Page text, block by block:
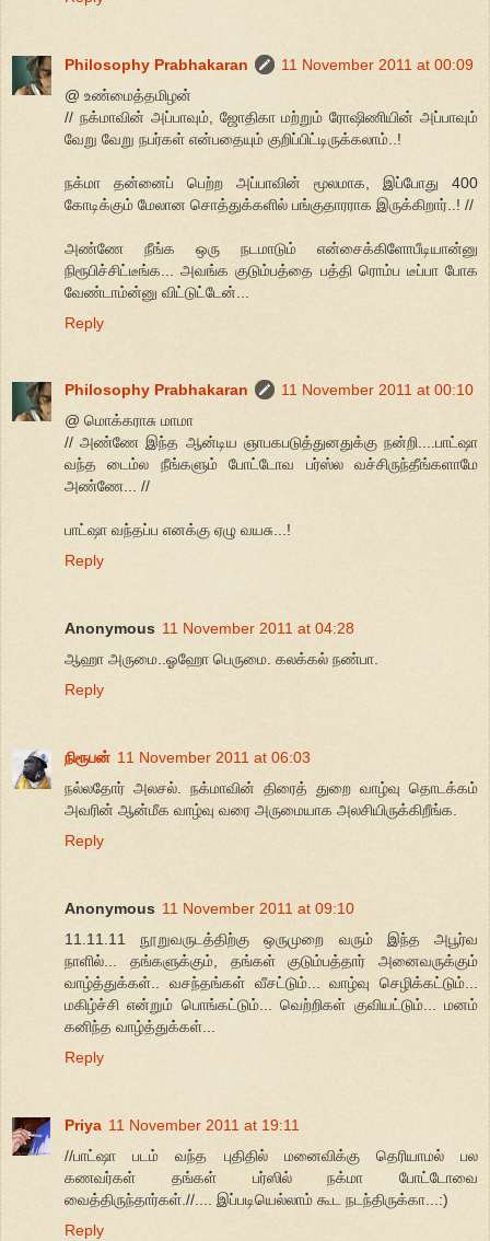
Philosophy Prabhakaran
11 November 2011 at 00:09
@ உண்மைத்தமிழன்
// நக்மாவின் அப்பாவும், ஜோதிகா மற்றும் ரோஷிணியின் அப்பாவும்
வேறு வேறு நபர்கள் என்பதையும் குறிப்பிட்டிருக்கலாம்..!
நக்மா தன்னைப் பெற்ற அப்பாவின் மூலமாக, இப்போது 400
கோடிக்கும் மேலான சொத்துக்களில் பங்குதாரராக இருக்கிறார்..! //
அண்ணே நீங்க ஒரு நடமாடும் என்சைக்கிளோபீடியான்னு
நிரூபிச்சிட்டீங்க... அவங்க குடும்பத்தை பத்தி ரொம்ப டீப்பா போக
வேண்டாம்ன்னு விட்டுட்டேன்...
Reply
Philosophy Prabhakaran
11 November 2011 at 00:10
@ மொக்கராசு மாமா
// அண்ணே இந்த ஆன்டிய ஞாபகபடுத்துனதுக்கு நன்றி....பாட்ஷா
வந்த டைம்ல நீங்களும் போட்டோவ பர்ஸ்ல வச்சிருந்தீங்களாமே
அண்ணே... //
பாட்ஷா வந்தப்ப எனக்கு ஏழு வயசு...!
Reply
Anonymous 11 November 2011 at 04:28
ஆஹா அருமை..ஓஹோ பெருமை. கலக்கல் நண்பா.
Reply
நிரூபன் 11 November 2011 at 06:03
நல்லதோர் அலசல். நக்மாவின் திரைத் துறை வாழ்வு தொடக்கம்
அவரின் ஆன்மீக வாழ்வு வரை அருமையாக அலசியிருக்கிறீங்க.
Reply
Anonymous 11 November 2011 at 09:10
11.11.11 நூறுவருடத்திற்கு ஒருமுறை வரும் இந்த அபூர்வ
நாளில்... தங்களுக்கும், தங்கள் குடும்பத்தார் அனைவருக்கும்
வாழ்த்துக்கள்.. வசந்தங்கள் வீசட்டும்... வாழ்வு செழிக்கட்டும்...
மகிழ்ச்சி என்றும் பொங்கட்டும்... வெற்றிகள் குவியட்டும்... மனம்
கனிந்த வாழ்த்துக்கள்...
Reply
Priya 11 November 2011 at 19:11
//பாட்ஷா படம் வந்த புதிதில் மனைவிக்கு தெரியாமல் பல
கணவர்கள் தங்கள் பர்ஸில் நக்மா போட்டோவை
வைத்திருந்தார்கள்.//.... இப்படியெல்லாம் கூட நடந்திருக்கா...:)
Reply